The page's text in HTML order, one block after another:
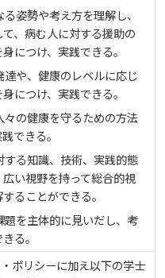
姿勢や考え方を理解し、
、病む人に対する援助の
につけ、実践できる。
達や、健康のレベルに応じ
につけ、実践できる。
々の健康を守るための方法
できる。
する知識、技術、実践的態
い視野を持って総合的視
ることができる。
題を主体的に見いだし、考
る。
ポリシーに加え以下の学士